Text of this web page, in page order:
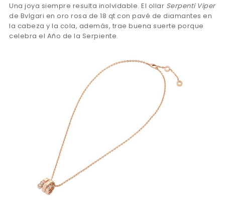
Una joya siempre resulta inolvidable. El ollar Serpenti Viper
de Bvlgari en oro rosa de 18 qt con pavé de diamantes en
la cabeza y la cola, además, trae buena suerte porque
celebra el Año de la Serpiente.